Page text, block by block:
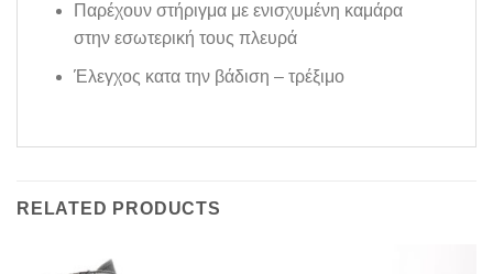
Παρέχουν στήριγμα με ενισχυμένη καμάρα
στην εσωτερική τους πλευρά
Έλεγχος κατα την βάδιση – τρέξιμο
RELATED PRODUCTS